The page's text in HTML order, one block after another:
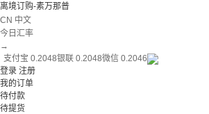
离境订购-素万那普
CN 中文
今日汇率
→
支付宝 0.2048银联 0.2048微信 0.2046
登录 注册
我的订单
待付款
待提货